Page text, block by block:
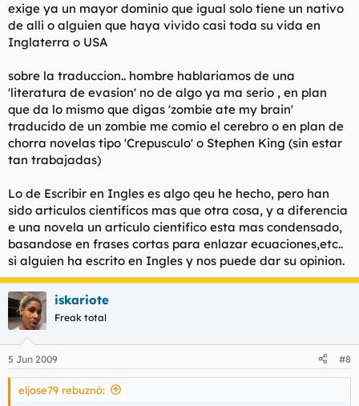
exige ya un mayor dominio que igual solo tiene un nativo
de alli o alguien que haya vivido casi toda su vida en
Inglaterra o USA
sobre la traduccion.. hombre hablariamos de una
'literatura de evasion' no de algo ya ma serio , en plan
que da lo mismo que digas 'zombie ate my brain'
traducido de un zombie me comio el cerebro o en plan de
chorra novelas tipo 'Crepusculo' o Stephen King (sin estar
tan trabajadas)
Lo de Escribir en Ingles es algo qeu he hecho, pero han
sido articulos cientificos mas que otra cosa, y a diferencia
e una novela un articulo cientifico esta mas condensado,
basandose en frases cortas para enlazar ecuaciones,etc..
si alguien ha escrito en Ingles y nos puede dar su opinion.
iskariote
Freak total
5 Jun 2009 #8
eljose79 rebuznó: